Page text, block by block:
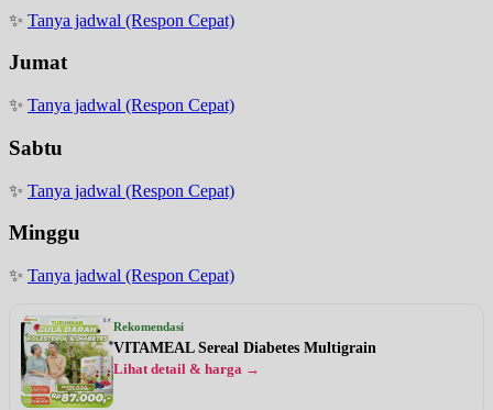
✨ Tanya jadwal (Respon Cepat)
Jumat
✨ Tanya jadwal (Respon Cepat)
Sabtu
✨ Tanya jadwal (Respon Cepat)
Minggu
✨ Tanya jadwal (Respon Cepat)
Rekomendasi
VITAMEAL Sereal Diabetes Multigrain
Lihat detail & harga →